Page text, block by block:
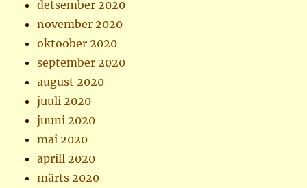
detsember 2020
november 2020
oktoober 2020
september 2020
august 2020
juuli 2020
juuni 2020
mai 2020
aprill 2020
märts 2020